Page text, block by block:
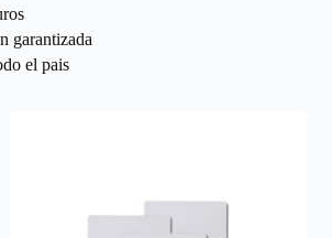
garantizada
el pais